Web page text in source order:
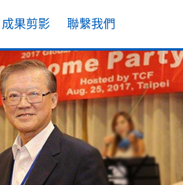
成果剪影 聯繫我們